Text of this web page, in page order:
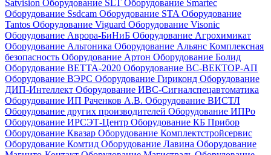
Satvision Оборудование SLT Оборудование Smartec
Оборудование Ssdcam Оборудование STA Оборудование
Tantos Оборудование Viguard Оборудование Visonic
Оборудование Аврора-БиНиБ Оборудование Агрохимикат
Оборудование Альтоника Оборудование Альянс Комплексная
безопасность Оборудование Артон Оборудование Болид
Оборудование ВЕТТА-2020 Оборудование ВС-ВЕКТОР-АП
Оборудование ВЭРС Оборудование Гириконд Оборудование
ДИП-Интеллект Оборудование ИВС-Сигналспецавтоматика
Оборудование ИП Раченков А.В. Оборудование ВИСТЛ
Оборудование других производителей Оборудование ИПРо
Оборудование ИРСЭТ-Центр Оборудование КБ Прибор
Оборудование Квазар Оборудование Комплектстройсервис
Оборудование Комтид Оборудование Лавина Оборудование